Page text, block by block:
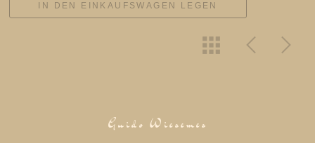
Guido Wiesemes
IN DEN EINKAUFSWAGEN LEGEN